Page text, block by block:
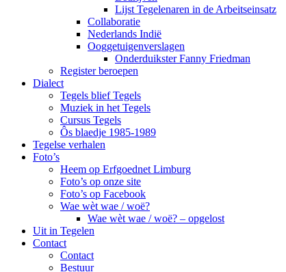
Lijst Tegelenaren in de Arbeitseinsatz
Collaboratie
Nederlands Indië
Ooggetuigenverslagen
Onderduikster Fanny Friedman
Register beroepen
Dialect
Tegels blief Tegels
Muziek in het Tegels
Cursus Tegels
Ôs blaedje 1985-1989
Tegelse verhalen
Foto’s
Heem op Erfgoednet Limburg
Foto’s op onze site
Foto’s op Facebook
Wae wèt wae / woë?
Wae wèt wae / woë? – opgelost
Uit in Tegelen
Contact
Contact
Bestuur